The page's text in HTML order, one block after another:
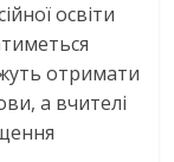
освіти
отримати
а вчителі